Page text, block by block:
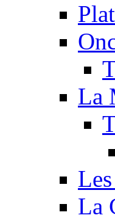
La
La